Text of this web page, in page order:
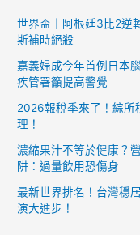
世界盃｜阿根廷3比2逆
斯補時絕殺
嘉義婦成今年首例日本
疾管署籲提高警覺
2026報稅季來了！綜所
理！
濃縮果汁不等於健康？
阱：過量飲用恐傷身
最新世界排名！台灣穩
演大進步！